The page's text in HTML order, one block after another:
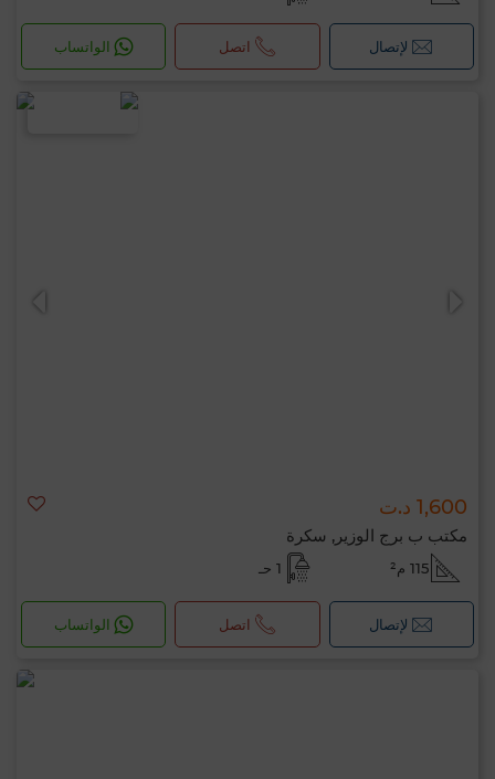
لإتصال اتصل الواتساب
1,600 د.ت
مكتب ب برج الوزير, سكرة
115 م² 1 حـ
لإتصال اتصل الواتساب